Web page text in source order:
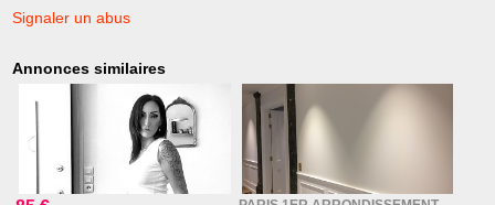
Signaler un abus
Annonces similaires